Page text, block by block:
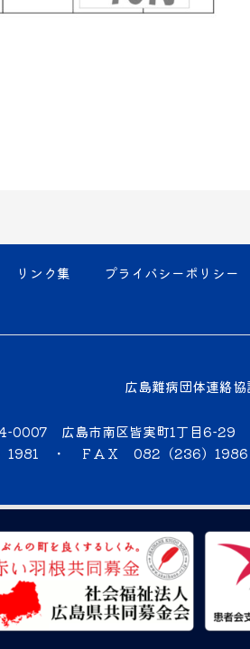
リンク集 プライバシーポリシー
広島難病団体連絡協
0007 広島市南区皆実町1丁目6-29
1981 ・ ＦＡＸ 082（236）